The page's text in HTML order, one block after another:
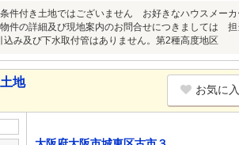
件付き土地ではございません お好きなハウスメー
件の詳細及び現地案内のお問合せにつきましては
込み及び下水取付管はありません。第2種高度地区
地
お気に